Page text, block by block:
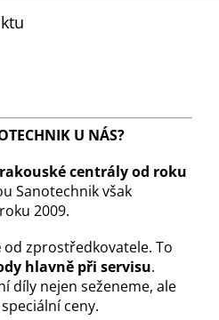
U NÁS?
centrály od roku
Sanotechnik však
2009.
od zprostředkovatele. To
hlavně při servisu.
díly nejen seženeme, ale
ceny.